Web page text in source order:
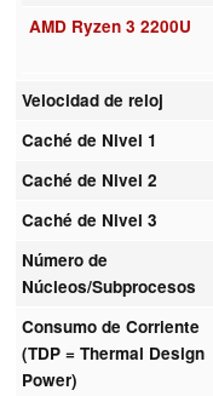
AMD Ryzen 3 2200U
Velocidad de reloj
Caché de Nivel 1
Caché de Nivel 2
Caché de Nivel 3
Número de
Núcleos/Subprocesos
Consumo de Corriente
(TDP = Thermal Design
Power)